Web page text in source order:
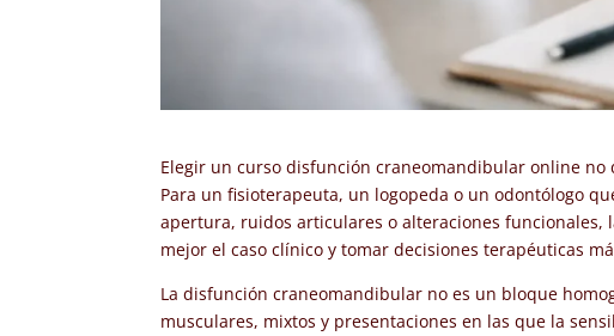
Elegir un curso disfunción craneomandibular online
Para un fisioterapeuta, un logopeda o un odontólogo
apertura, ruidos articulares o alteraciones
mejor el caso clínico y tomar decisiones terapéuticas
La disfunción craneomandibular no es un bloque
musculares, mixtos y presentaciones en las que la